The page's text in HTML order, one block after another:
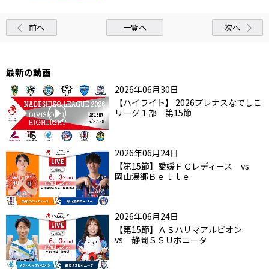
前へ 一覧へ 次へ
最新の動画
2026年06月30日
【ハイライト】 2026プレナスなでしこ
リーグ１部 第15節
2026年06月24日
【第15節】愛媛ＦＣレディース vs
岡山湯郷Ｂｅｌｌｅ
2026年06月24日
【第15節】ＡＳハリマアルビオン
vs 静岡ＳＳＵボニータ